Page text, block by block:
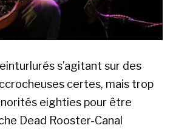
s’agitant sur des
certes, mais trop
eighties pour être
Dead Rooster-Canal